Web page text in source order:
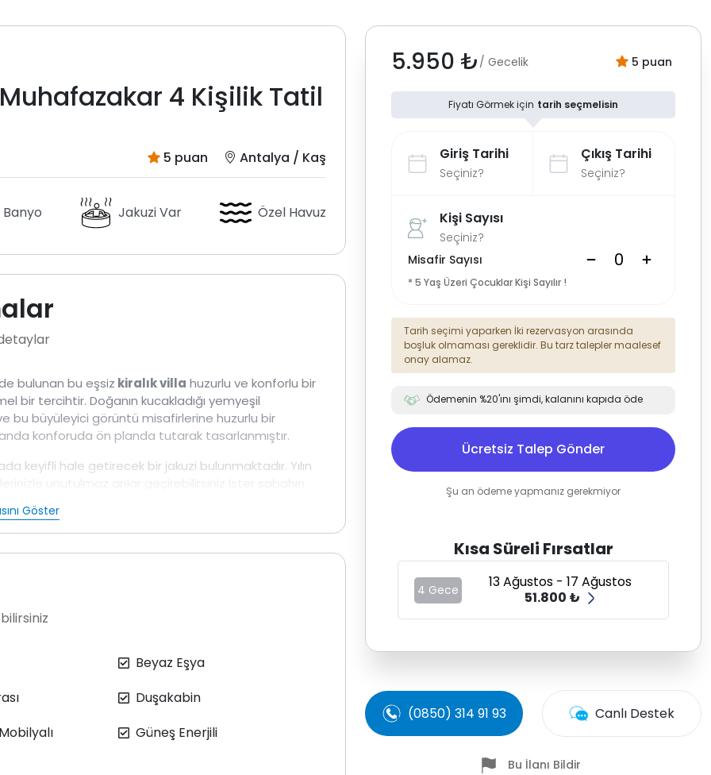
4 Kişilik Tatil
5 puan Antalya / Kaş
Banyo Jakuzi Var Özel Havuz
bulunan bu eşsiz kiralık villa huzurlu ve konforlu bir
bir tercihtir. Doğanın kucakladığı yemyeşil
bu büyüleyici görüntü misafirlerine huzurlu bir
konforuda ön planda tutarak tasarlanmıştır.
keyifli hale getirecek bir jakuzi bulunmaktadır. Yılın
2 Yatakodalıdır ana yatakodasında
keyifli sohbetler için mükemmel bir fırsat
Göster
Beyaz Eşya
Duşakabin
Güneş Enerjili
5.950 ₺ / Gecelik 5 puan
Fiyatı Görmek için tarih seçmelisin
Giriş Tarihi
Seçiniz?
Çıkış Tarihi
Seçiniz?
Kişi Sayısı
Seçiniz?
Misafir Sayısı
* 5 Yaş Üzeri Çocuklar Kişi Sayılır !
Tarih seçimi yaparken İki rezervasyon arasında
boşluk olmaması gereklidir. Bu tarz talepler maalesef
onay alamaz.
Ödemenin %20'ını şimdi, kalanını kapıda öde
Ücretsiz Talep Gönder
Şu an ödeme yapmanız gerekmiyor
Kısa Süreli Fırsatlar
4 Gece
13 Ağustos - 17 Ağustos
51.800 ₺
(0850) 314 91 93 Canlı Destek
Bu İlanı Bildir